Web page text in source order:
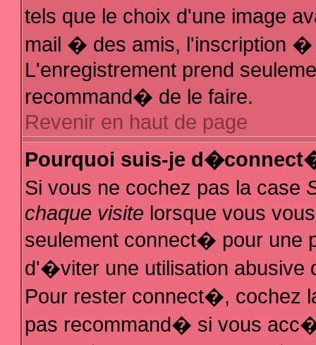
tels que le choix d'une image
mail � des amis, l'inscription �
L'enregistrement prend
recommand� de le faire.
Revenir en haut de page
Pourquoi suis-je
Si vous ne cochez pas la case
chaque visite lorsque vous
seulement connect� pour
d'�viter une utilisation abusive
Pour rester connect�, cochez
pas recommand� si vous